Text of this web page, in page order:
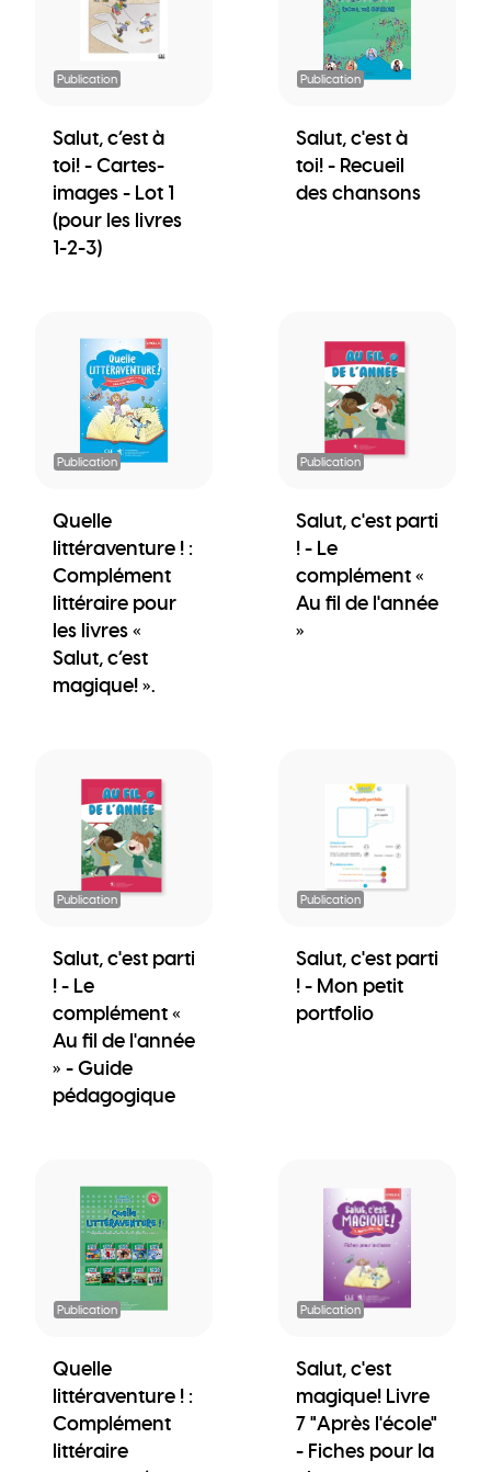
Publication
Salut, c’est à
toi! - Cartes-
images - Lot 1
(pour les livres
1-2-3)
Publication
Salut, c'est à
toi! - Recueil
des chansons
Publication
Quelle
littéraventure ! :
Complément
littéraire pour
les livres «
Salut, c’est
magique! ».
Publication
Salut, c'est parti
! - Le
complément «
Au fil de l'année
»
Publication
Salut, c'est parti
! - Le
complément «
Au fil de l'année
» - Guide
pédagogique
Publication
Salut, c'est parti
! - Mon petit
portfolio
Publication
Quelle
littéraventure ! :
Complément
littéraire
Publication
Salut, c'est
magique! Livre
7 "Après l'école"
- Fiches pour la